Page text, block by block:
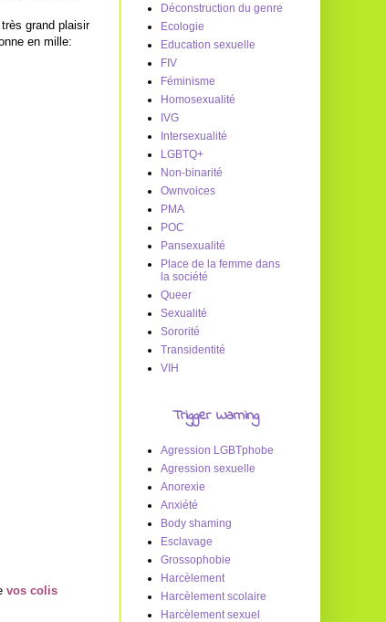
grand plaisir
en mille:
vos colis
Déconstruction du genre
Ecologie
Education sexuelle
FIV
Féminisme
Homosexualité
IVG
Intersexualité
LGBTQ+
Non-binarité
Ownvoices
PMA
POC
Pansexualité
Place de la femme dans
la société
Queer
Sexualité
Sororité
Transidentité
VIH
Trigger Warning
Agression LGBTphobe
Agression sexuelle
Anorexie
Anxiété
Body shaming
Esclavage
Grossophobie
Harcèlement
Harcèlement scolaire
Harcèlement sexuel